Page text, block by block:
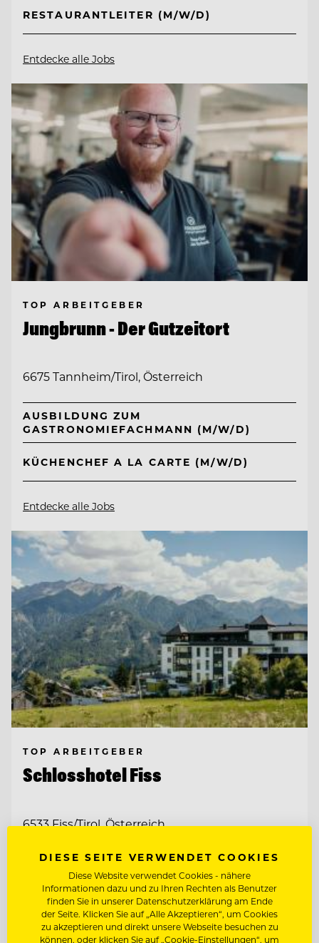
RESTAURANTLEITER (M/W/D)
Entdecke alle Jobs
TOP ARBEITGEBER
Jungbrunn - Der Gutzeitort
6675 Tannheim/Tirol, Österreich
AUSBILDUNG ZUM
GASTRONOMIEFACHMANN (M/W/D)
KÜCHENCHEF A LA CARTE (M/W/D)
Entdecke alle Jobs
TOP ARBEITGEBER
Schlosshotel Fiss
6533 Fiss/Tirol, Österreich
MARKETING MANAGER (M/W/D)
SOCIAL MEDIA SPECIALIST (M/W/D)
DIESE SEITE VERWENDET COOKIES
Diese Website verwendet Cookies - nähere
Informationen dazu und zu Ihren Rechten als Benutzer
finden Sie in unserer Datenschutzerklärung am Ende
der Seite. Klicken Sie auf „Alle Akzeptieren“, um Cookies
zu akzeptieren und direkt unsere Webseite besuchen zu
können, oder klicken Sie auf „Cookie-Einstellungen“, um